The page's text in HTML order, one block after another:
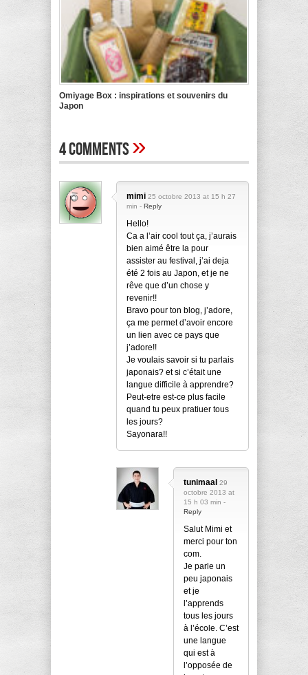
Omiyage Box : inspirations et souvenirs du
Japon
4 Comments»
mimi 25 octobre 2013 at 15 h 27
min - Reply
Hello!
Ca a l’air cool tout ça, j’aurais
bien aimé être la pour
assister au festival, j’ai deja
été 2 fois au Japon, et je ne
rêve que d’un chose y
revenir!!
Bravo pour ton blog, j’adore,
ça me permet d’avoir encore
un lien avec ce pays que
j’adore!!
Je voulais savoir si tu parlais
japonais? et si c’était une
langue difficile à apprendre?
Peut-etre est-ce plus facile
quand tu peux pratiuer tous
les jours?
Sayonara!!
tunimaal 29
octobre 2013 at
15 h 03 min -
Reply
Salut Mimi et
merci pour ton
com.
Je parle un
peu japonais
et je
l’apprends
tous les jours
à l’école. C’est
une langue
qui est à
l’opposée de